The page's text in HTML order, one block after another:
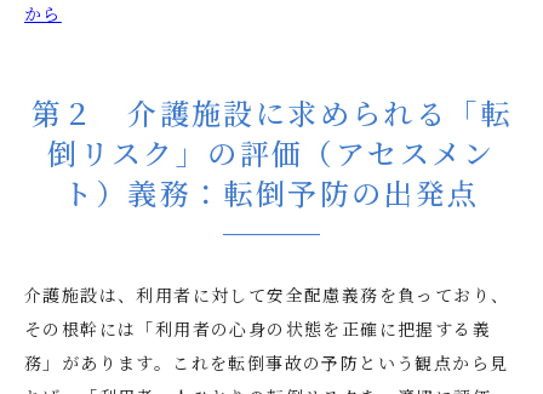
から
第２ 介護施設に求められる「転
倒リスク」の評価（アセスメン
ト）義務：転倒予防の出発点
介護施設は、利用者に対して安全配慮義務を負っており、
その根幹には「利用者の心身の状態を正確に把握する義
務」があります。これを転倒事故の予防という観点から見